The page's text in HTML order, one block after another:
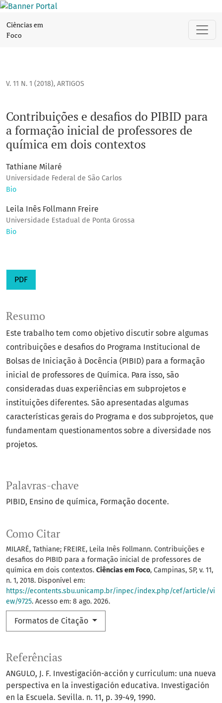
Ciências em
Foco
V. 11 N. 1 (2018), ARTIGOS
Contribuições e desafios do PIBID para
a formação inicial de professores de
química em dois contextos
Tathiane Milaré
Universidade Federal de São Carlos
Bio
Leila Inês Follmann Freire
Universidade Estadual de Ponta Grossa
Bio
PDF
Palavras-chave
PIBID Ensino de química Formação docente.
Como Citar
MILARÉ, Tathiane; FREIRE, Leila Inês Follmann. Contribuições e
desafios do PIBID para a formação inicial de professores de
química em dois contextos. Ciências em Foco, Campinas, SP, v. 11,
n. 1, 2018. Disponível em:
https://econtents.sbu.unicamp.br/inpec/index.php/cef/article/vi
ew/9725. Acesso em: 8 ago. 2026.
Formatos de Citação
Resumo
Este trabalho tem como objetivo discutir sobre algumas
contribuições e desafios do Programa Institucional de
Bolsas de Iniciação à Docência (PIBID) para a formação
inicial de professores de Química. Para isso, são
consideradas duas experiências em subprojetos e
instituições diferentes. São apresentadas algumas
características gerais do Programa e dos subprojetos, que
fundamentam questionamentos sobre a diversidade nos
projetos.
Referências
ANGULO, J. F. Investigación-acción y curriculum: una nueva
perspectiva en la investigación educativa. Investigación
en la Escuela. Sevilla. n. 11, p. 39-49, 1990.